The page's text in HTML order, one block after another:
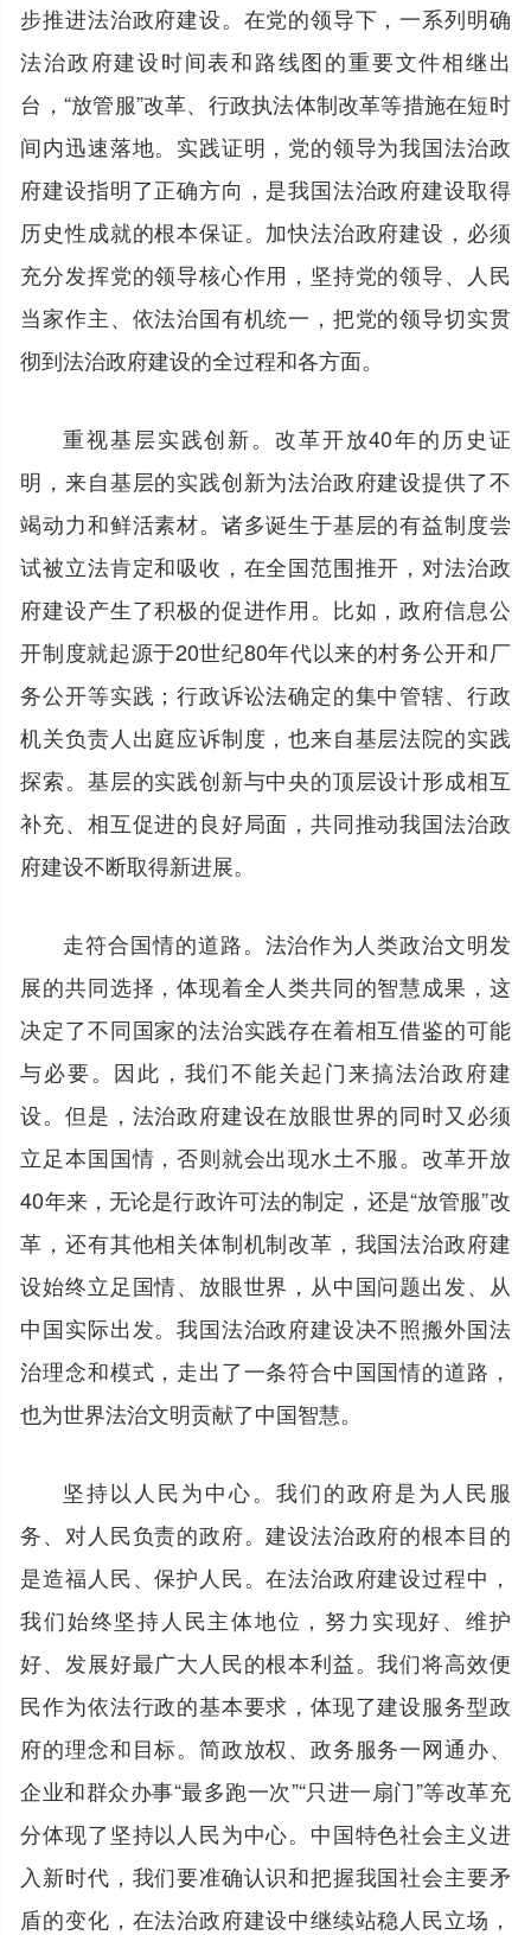
步推进法治政府建设。在党的领导下，一系列明确
法治政府建设时间表和路线图的重要文件相继出
台，“放管服”改革、行政执法体制改革等措施在短时
间内迅速落地。实践证明，党的领导为我国法治政
府建设指明了正确方向，是我国法治政府建设取得
历史性成就的根本保证。加快法治政府建设，必须
充分发挥党的领导核心作用，坚持党的领导、人民
当家作主、依法治国有机统一，把党的领导切实贯
彻到法治政府建设的全过程和各方面。
重视基层实践创新。改革开放40年的历史证
明，来自基层的实践创新为法治政府建设提供了不
竭动力和鲜活素材。诸多诞生于基层的有益制度尝
试被立法肯定和吸收，在全国范围推开，对法治政
府建设产生了积极的促进作用。比如，政府信息公
开制度就起源于20世纪80年代以来的村务公开和厂
务公开等实践；行政诉讼法确定的集中管辖、行政
机关负责人出庭应诉制度，也来自基层法院的实践
探索。基层的实践创新与中央的顶层设计形成相互
补充、相互促进的良好局面，共同推动我国法治政
府建设不断取得新进展。
走符合国情的道路。法治作为人类政治文明发
展的共同选择，体现着全人类共同的智慧成果，这
决定了不同国家的法治实践存在着相互借鉴的可能
与必要。因此，我们不能关起门来搞法治政府建
设。但是，法治政府建设在放眼世界的同时又必须
立足本国国情，否则就会出现水土不服。改革开放
40年来，无论是行政许可法的制定，还是“放管服”改
革，还有其他相关体制机制改革，我国法治政府建
设始终立足国情、放眼世界，从中国问题出发、从
中国实际出发。我国法治政府建设决不照搬外国法
治理念和模式，走出了一条符合中国国情的道路，
也为世界法治文明贡献了中国智慧。
坚持以人民为中心。我们的政府是为人民服
务、对人民负责的政府。建设法治政府的根本目的
是造福人民、保护人民。在法治政府建设过程中，
我们始终坚持人民主体地位，努力实现好、维护
好、发展好最广大人民的根本利益。我们将高效便
民作为依法行政的基本要求，体现了建设服务型政
府的理念和目标。简政放权、政务服务一网通办、
企业和群众办事“最多跑一次”“只进一扇门”等改革充
分体现了坚持以人民为中心。中国特色社会主义进
入新时代，我们要准确认识和把握我国社会主要矛
盾的变化，在法治政府建设中继续站稳人民立场，